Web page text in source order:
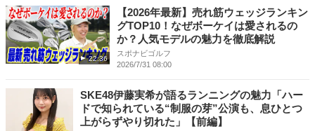
22:36
【2026年最新】売れ筋ウェッジランキン
グTOP10！なぜボーケイは愛されるの
か？人気モデルの魅力を徹底解説
スポナビゴルフ
2026/7/31 08:00
SKE48伊藤実希が語るランニングの魅力「ハー
ドで知られている“制服の芽”公演も、息ひとつ
上がらずやり切れた」【前編】